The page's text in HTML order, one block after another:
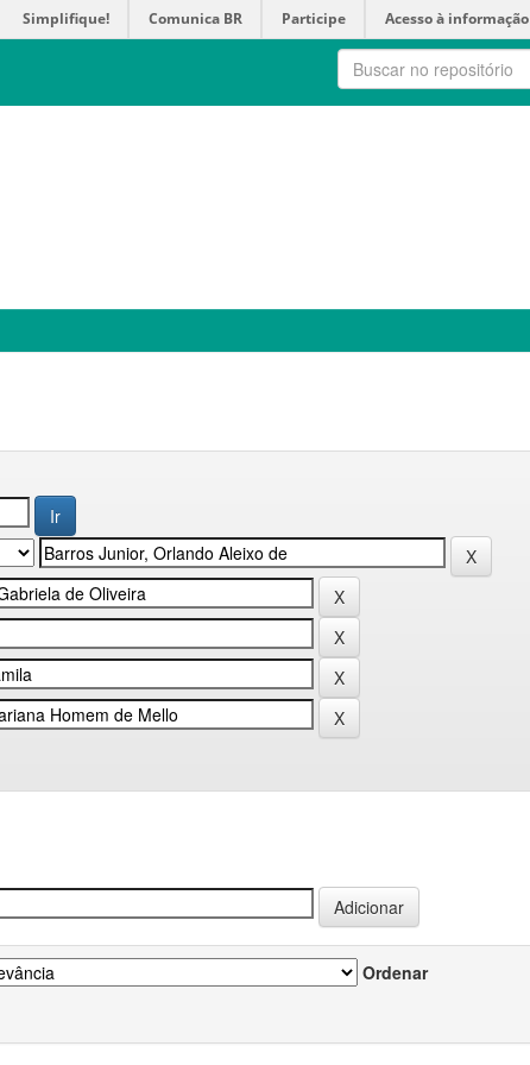
Simplifique! Comunica BR Participe Acesso à informação
Ordenar